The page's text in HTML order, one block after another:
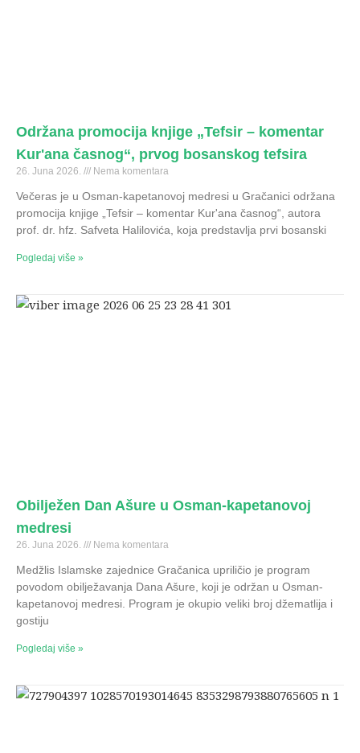
Održana promocija knjige „Tefsir – komentar
Kur'ana časnog“, prvog bosanskog tefsira
26. Juna 2026. Nema komentara
Večeras je u Osman-kapetanovoj medresi u Gračanici održana
promocija knjige „Tefsir – komentar Kur'ana časnog“, autora
prof. dr. hfz. Safveta Halilovića, koja predstavlja prvi bosanski
Pogledaj više »
Obilježen Dan Ašure u Osman-kapetanovoj
medresi
26. Juna 2026. Nema komentara
Medžlis Islamske zajednice Gračanica upriličio je program
povodom obilježavanja Dana Ašure, koji je održan u Osman-
kapetanovoj medresi. Program je okupio veliki broj džematlija i
gostiju
Pogledaj više »